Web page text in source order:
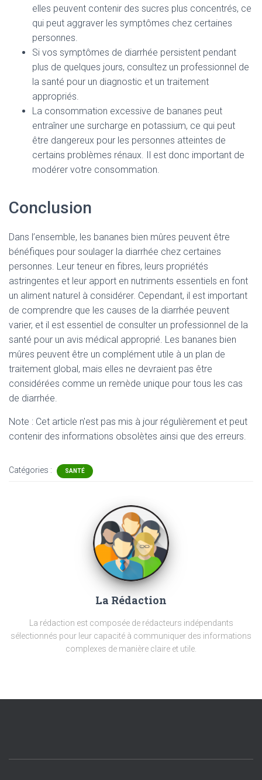
elles peuvent contenir des sucres plus concentrés, ce
qui peut aggraver les symptômes chez certaines
personnes.
Si vos symptômes de diarrhée persistent pendant
plus de quelques jours, consultez un professionnel de
la santé pour un diagnostic et un traitement
appropriés.
La consommation excessive de bananes peut
entraîner une surcharge en potassium, ce qui peut
être dangereux pour les personnes atteintes de
certains problèmes rénaux. Il est donc important de
modérer votre consommation.
Conclusion
Dans l’ensemble, les bananes bien mûres peuvent être
bénéfiques pour soulager la diarrhée chez certaines
personnes. Leur teneur en fibres, leurs propriétés
astringentes et leur apport en nutriments essentiels en font
un aliment naturel à considérer. Cependant, il est important
de comprendre que les causes de la diarrhée peuvent
varier, et il est essentiel de consulter un professionnel de la
santé pour un avis médical approprié. Les bananes bien
mûres peuvent être un complément utile à un plan de
traitement global, mais elles ne devraient pas être
considérées comme un remède unique pour tous les cas
de diarrhée.
Note : Cet article n'est pas mis à jour régulièrement et peut
contenir des informations obsolètes ainsi que des erreurs.
Catégories : SANTÉ
La Rédaction
La rédaction est composée de rédacteurs indépendants
sélectionnés pour leur capacité à communiquer des informations
complexes de manière claire et utile.